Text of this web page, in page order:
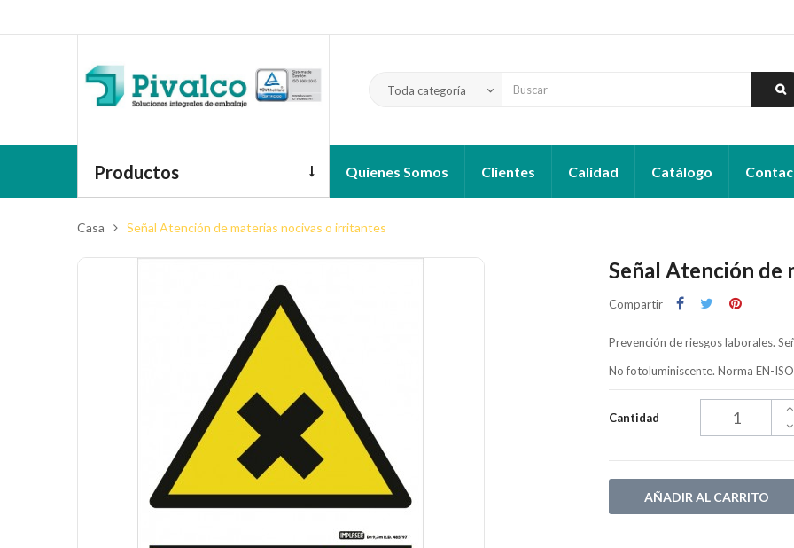
Toda categoría keyboard_arrow_down
Productos Quienes Somos Clientes Calidad Catálogo
Casa Señal Atención de materias nocivas o irritantes
Señal Atención de
Compartir
Prevención de riesgos laborales.
No fotoluminiscente. Norma EN-
Cantidad
AÑADIR AL CARRITO